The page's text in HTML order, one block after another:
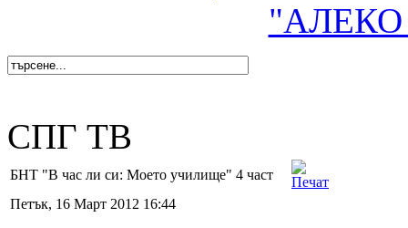
СПГ ТВ
БНТ "В час ли си: Моето училище" 4 част
Петък, 16 Март 2012 16:44